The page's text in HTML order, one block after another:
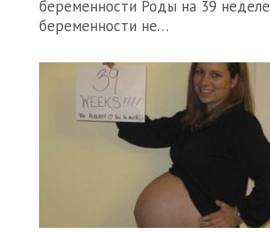
беременности Роды на 39 неделе
беременности не…